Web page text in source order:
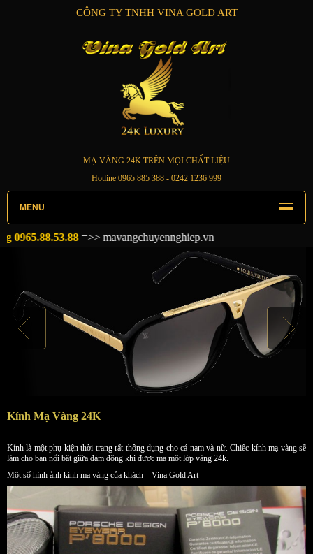
CÔNG TY TNHH VINA GOLD ART
MẠ VÀNG 24K TRÊN MỌI CHẤT LIỆU
Hotline 0965 885 388 - 0242 1236 999
MENU
=>>mavangchuyennghiep.vn
Kính Mạ Vàng 24K
Kính là một phụ kiện thời trang rất thông dụng cho cả nam và nữ. Chiếc kính mạ vàng sẽ
làm cho bạn nổi bật giữa đám đông khi được mạ một lớp vàng 24k.
Một số hình ảnh kính mạ vàng của khách – Vina Gold Art